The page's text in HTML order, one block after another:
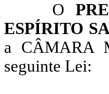
O
ESPÍRITO
a CÂMARA
seguinte Lei: